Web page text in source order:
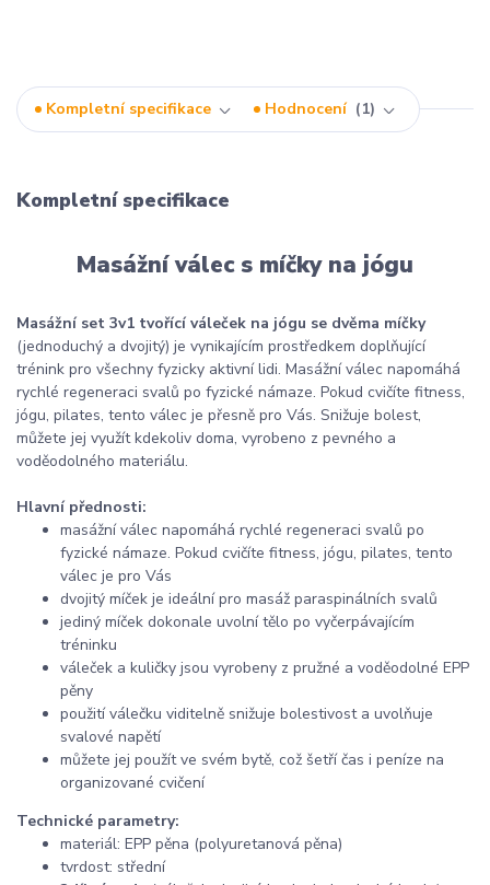
Kompletní specifikace Hodnocení 1
Kompletní specifikace
Masážní válec s míčky na jógu
Masážní set 3v1 tvořící váleček na jógu se dvěma míčky
(jednoduchý a dvojitý) je vynikajícím prostředkem doplňující
trénink pro všechny fyzicky aktivní lidi. Masážní válec napomáhá
rychlé regeneraci svalů po fyzické námaze. Pokud cvičíte fitness,
jógu, pilates, tento válec je přesně pro Vás. Snižuje bolest,
můžete jej využít kdekoliv doma, vyrobeno z pevného a
voděodolného materiálu.
Hlavní přednosti:
masážní válec napomáhá rychlé regeneraci svalů po
fyzické námaze. Pokud cvičíte fitness, jógu, pilates, tento
válec je pro Vás
dvojitý míček je ideální pro masáž paraspinálních svalů
jediný míček dokonale uvolní tělo po vyčerpávajícím
tréninku
váleček a kuličky jsou vyrobeny z pružné a voděodolné EPP
pěny
použití válečku viditelně snižuje bolestivost a uvolňuje
svalové napětí
můžete jej použít ve svém bytě, což šetří čas i peníze na
organizované cvičení
Technické parametry:
materiál: EPP pěna (polyuretanová pěna)
tvrdost: střední